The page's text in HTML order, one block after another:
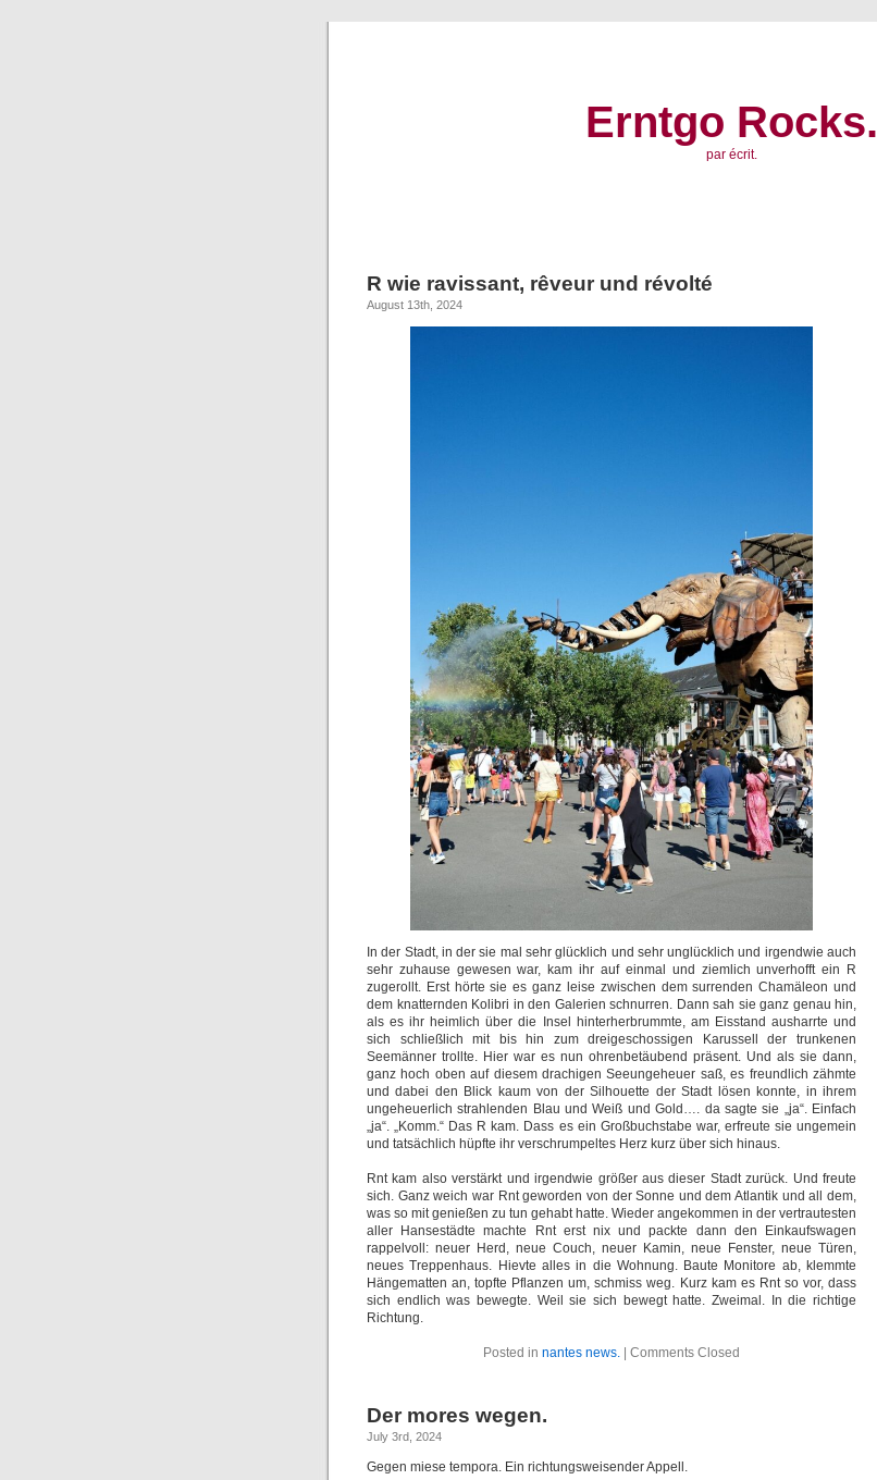
Erntgo Rocks.
par écrit.
R wie ravissant, rêveur und révolté
August 13th, 2024
In der Stadt, in der sie mal sehr glücklich und sehr unglücklich und irgendwie auch
sehr zuhause gewesen war, kam ihr auf einmal und ziemlich unverhofft ein R
zugerollt. Erst hörte sie es ganz leise zwischen dem surrenden Chamäleon und
dem knatternden Kolibri in den Galerien schnurren. Dann sah sie ganz genau hin,
als es ihr heimlich über die Insel hinterherbrummte, am Eisstand ausharrte und
sich schließlich mit bis hin zum dreigeschossigen Karussell der trunkenen
Seemänner trollte. Hier war es nun ohrenbetäubend präsent. Und als sie dann,
ganz hoch oben auf diesem drachigen Seeungeheuer saß, es freundlich zähmte
und dabei den Blick kaum von der Silhouette der Stadt lösen konnte, in ihrem
ungeheuerlich strahlenden Blau und Weiß und Gold…. da sagte sie „ja“. Einfach
„ja“. „Komm.“ Das R kam. Dass es ein Großbuchstabe war, erfreute sie ungemein
und tatsächlich hüpfte ihr verschrumpeltes Herz kurz über sich hinaus.
Rnt kam also verstärkt und irgendwie größer aus dieser Stadt zurück. Und freute
sich. Ganz weich war Rnt geworden von der Sonne und dem Atlantik und all dem,
was so mit genießen zu tun gehabt hatte. Wieder angekommen in der vertrautesten
aller Hansestädte machte Rnt erst nix und packte dann den Einkaufswagen
rappelvoll: neuer Herd, neue Couch, neuer Kamin, neue Fenster, neue Türen,
neues Treppenhaus. Hievte alles in die Wohnung. Baute Monitore ab, klemmte
Hängematten an, topfte Pflanzen um, schmiss weg. Kurz kam es Rnt so vor, dass
sich endlich was bewegte. Weil sie sich bewegt hatte. Zweimal. In die richtige
Richtung.
Posted in nantes news. | Comments Closed
Der mores wegen.
July 3rd, 2024
Gegen miese tempora. Ein richtungsweisender Appell.